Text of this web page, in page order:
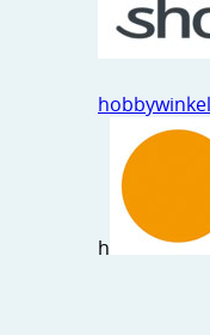
hobbywinkel
h